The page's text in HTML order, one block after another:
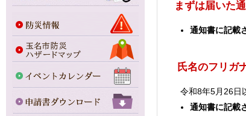
まずは届いた
通知書に記載
氏名のフリガ
令和8年5月26日
通知書に記載